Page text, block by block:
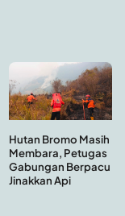
Hutan Bromo Masih
Membara, Petugas
Gabungan Berpacu
Jinakkan Api